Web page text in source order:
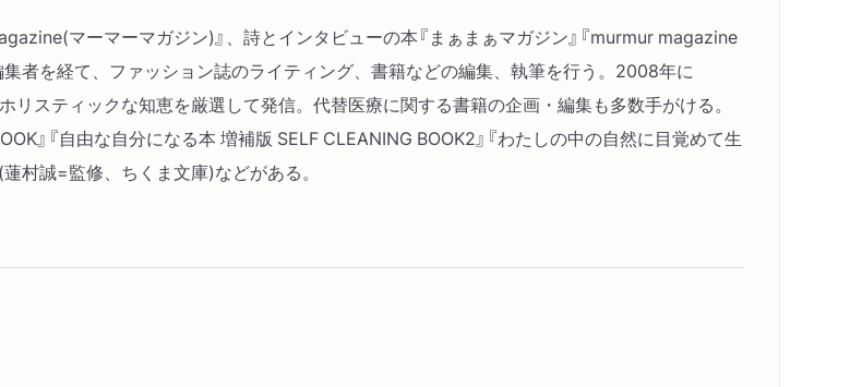
マーマーマガジン)』、詩とインタビューの本『まぁまぁマガジン』『murmur magazine
者を経て、ファッション誌のライティング、書籍などの編集、執筆を行う。2008年に
リスティックな知恵を厳選して発信。代替医療に関する書籍の企画・編集も多数手がける。
』『自由な自分になる本 増補版 SELF CLEANING BOOK2』『わたしの中の自然に目覚めて生
村誠=監修、ちくま文庫)などがある。